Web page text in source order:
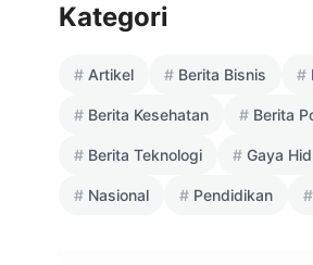
Kategori
Artikel Berita Bisnis
Berita Kesehatan Berita
Berita Teknologi Gaya
Nasional Pendidikan